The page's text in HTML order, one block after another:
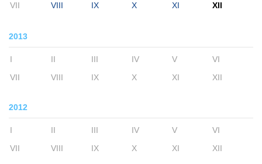
VII VIII IX X XI XII
2013
I II III IV V
VI
VII
VIII IX X XI XII
2012
I II III IV V
VI
VII
VIII IX X XI XII